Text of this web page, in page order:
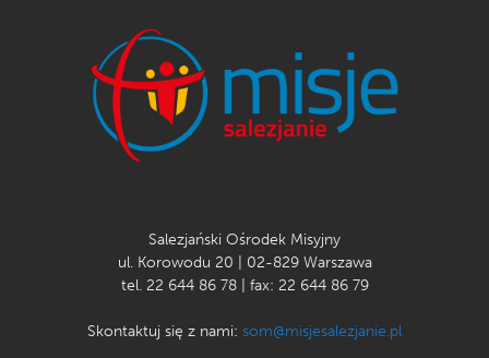
Salezjański Ośrodek Misyjny
ul. Korowodu 20 | 02-829 Warszawa
tel. 22 644 86 78 | fax: 22 644 86 79
Skontaktuj się z nami: som@misjesalezjanie.pl